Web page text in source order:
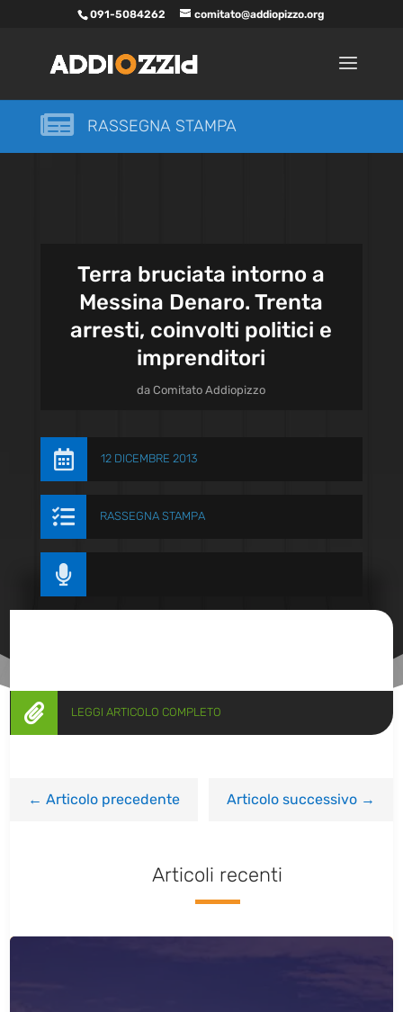
091-5084262 comitato@addiopizzo.org
 RASSEGNA STAMPA
Terra bruciata intorno a
Messina Denaro. Trenta
arresti, coinvolti politici e
imprenditori
daComitato Addiopizzo
 12 DICEMBRE 2013
 RASSEGNA STAMPA

 LEGGI ARTICOLO COMPLETO
←Articolo precedente Articolo successivo→
Articoli recenti